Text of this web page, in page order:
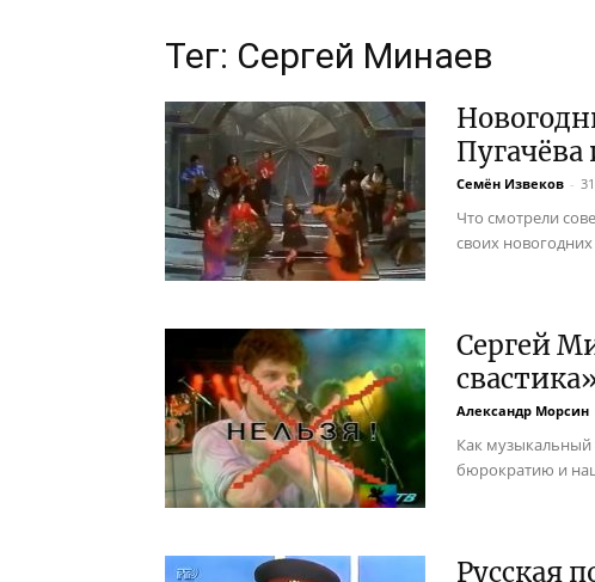
Тег: Сергей Минаев
Семён Извеков -
Что смотрели
своих новогодних
Сергей
Александр Морсин
Как музыкальный
бюрократию и
Русская